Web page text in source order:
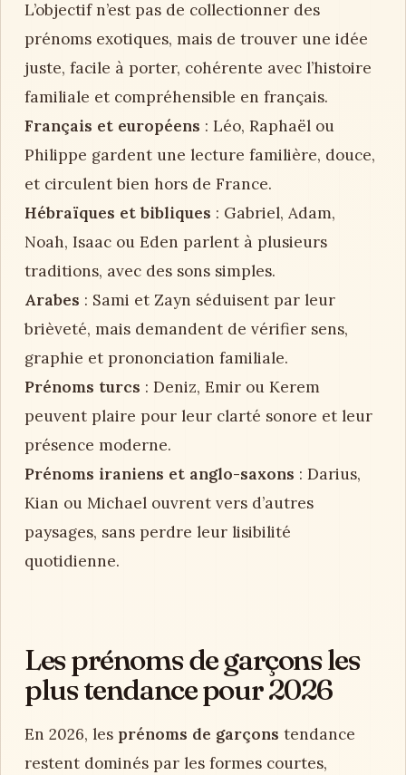
L’objectif n’est pas de collectionner des
prénoms exotiques, mais de trouver une idée
juste, facile à porter, cohérente avec l’histoire
familiale et compréhensible en français.
Français et européens : Léo, Raphaël ou
Philippe gardent une lecture familière, douce,
et circulent bien hors de France.
Hébraïques et bibliques : Gabriel, Adam,
Noah, Isaac ou Eden parlent à plusieurs
traditions, avec des sons simples.
Arabes : Sami et Zayn séduisent par leur
brièveté, mais demandent de vérifier sens,
graphie et prononciation familiale.
Prénoms turcs : Deniz, Emir ou Kerem
peuvent plaire pour leur clarté sonore et leur
présence moderne.
Prénoms iraniens et anglo-saxons : Darius,
Kian ou Michael ouvrent vers d’autres
paysages, sans perdre leur lisibilité
quotidienne.
Les prénoms de garçons les
plus tendance pour 2026
En 2026, les prénoms de garçons tendance
restent dominés par les formes courtes,